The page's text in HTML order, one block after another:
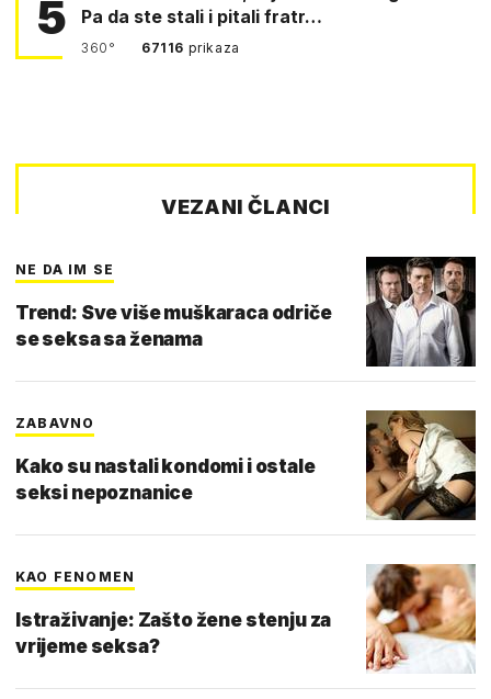
5
Pa da ste stali i pitali fratr…
360° 67116 prikaza
VEZANI ČLANCI
NE DA IM SE
Trend: Sve više muškaraca odriče
se seksa sa ženama
ZABAVNO
Kako su nastali kondomi i ostale
seksi nepoznanice
KAO FENOMEN
Istraživanje: Zašto žene stenju za
vrijeme seksa?